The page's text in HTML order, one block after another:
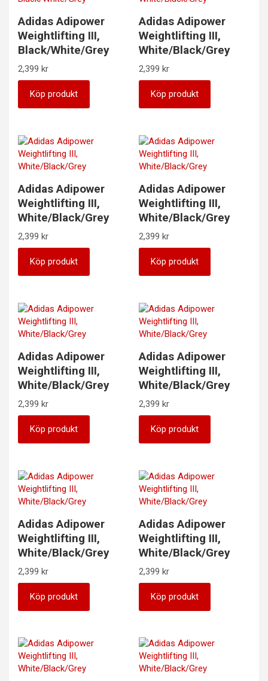
Adidas Adipower
Weightlifting III,
Black/White/Grey
2,399 kr
Köp produkt
Adidas Adipower
Weightlifting III,
White/Black/Grey
2,399 kr
Köp produkt
Adidas Adipower
Weightlifting III,
White/Black/Grey
2,399 kr
Köp produkt
Adidas Adipower
Weightlifting III,
White/Black/Grey
2,399 kr
Köp produkt
Adidas Adipower
Weightlifting III,
White/Black/Grey
2,399 kr
Köp produkt
Adidas Adipower
Weightlifting III,
White/Black/Grey
2,399 kr
Köp produkt
Adidas Adipower
Weightlifting III,
White/Black/Grey
2,399 kr
Köp produkt
Adidas Adipower
Weightlifting III,
White/Black/Grey
2,399 kr
Köp produkt